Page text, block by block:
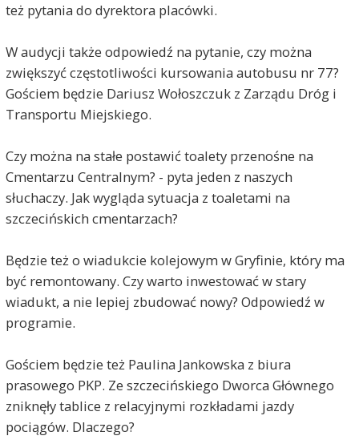
też pytania do dyrektora placówki.
W audycji także odpowiedź na pytanie, czy można
zwiększyć częstotliwości kursowania autobusu nr 77?
Gościem będzie Dariusz Wołoszczuk z Zarządu Dróg i
Transportu Miejskiego.
Czy można na stałe postawić toalety przenośne na
Cmentarzu Centralnym? - pyta jeden z naszych
słuchaczy. Jak wygląda sytuacja z toaletami na
szczecińskich cmentarzach?
Będzie też o wiadukcie kolejowym w Gryfinie, który ma
być remontowany. Czy warto inwestować w stary
wiadukt, a nie lepiej zbudować nowy? Odpowiedź w
programie.
Gościem będzie też Paulina Jankowska z biura
prasowego PKP. Ze szczecińskiego Dworca Głównego
zniknęły tablice z relacyjnymi rozkładami jazdy
pociągów. Dlaczego?